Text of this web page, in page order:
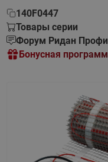
140F0447
Товары серии
Форум Ридан Профи
Бонусная